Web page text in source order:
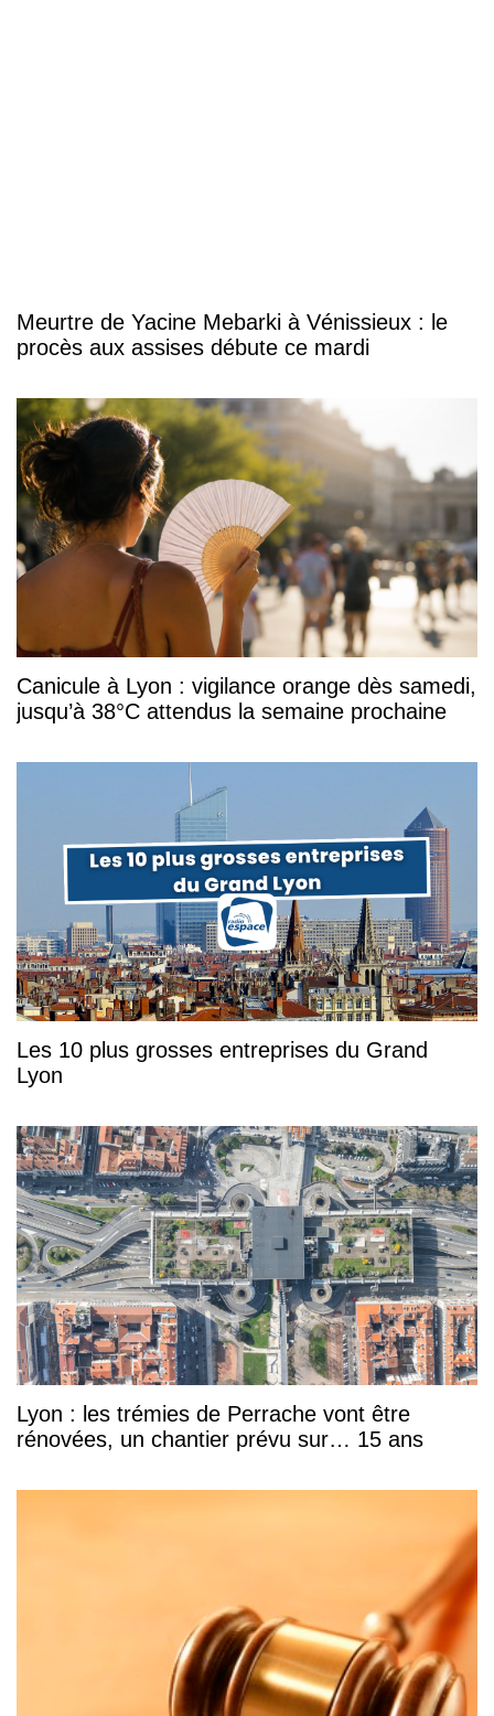
Meurtre de Yacine Mebarki à Vénissieux : le
procès aux assises débute ce mardi
Canicule à Lyon : vigilance orange dès samedi,
jusqu’à 38°C attendus la semaine prochaine
Les 10 plus grosses entreprises du Grand
Lyon
Lyon : les trémies de Perrache vont être
rénovées, un chantier prévu sur… 15 ans